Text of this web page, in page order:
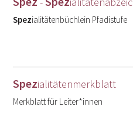
Spezialitätenbüchlein Pfadistufe
Spezialitätenmerkblatt
Merkblatt für Leiter*innen